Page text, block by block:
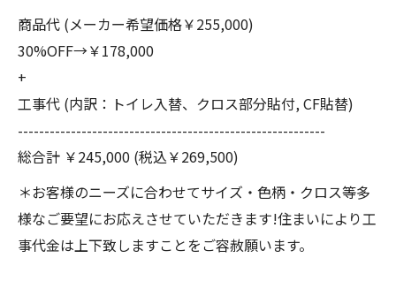
商品代 (メーカー希望価格￥255,000)
30%OFF→￥178,000
+
工事代 (内訳：トイレ入替、クロス部分貼付, CF貼替)
----------------------------------------------------------
総合計 ￥245,000 (税込￥269,500)
＊お客様のニーズに合わせてサイズ・色柄・クロス等多
様なご要望にお応えさせていただきます!住まいにより工
事代金は上下致しますことをご容赦願います。